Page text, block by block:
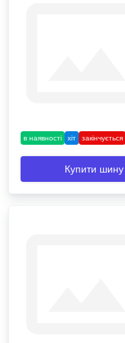
в наявності хіт закінчується
Купити шину